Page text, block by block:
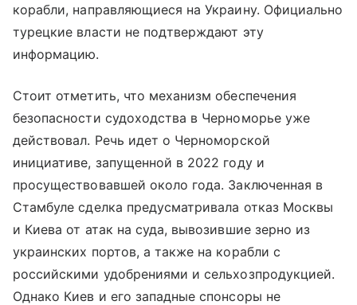
корабли, направляющиеся на Украину. Официально
турецкие власти не подтверждают эту
информацию.
Стоит отметить, что механизм обеспечения
безопасности судоходства в Черноморье уже
действовал. Речь идет о Черноморской
инициативе, запущенной в 2022 году и
просуществовавшей около года. Заключенная в
Стамбуле сделка предусматривала отказ Москвы
и Киева от атак на суда, вывозившие зерно из
украинских портов, а также на корабли с
российскими удобрениями и сельхозпродукцией.
Однако Киев и его западные спонсоры не